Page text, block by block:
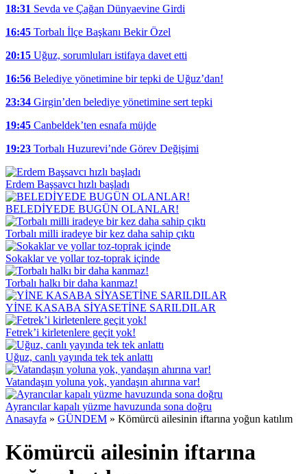
18:31 Sevda ve Çağan Dünyaevine Girdi
16:45 Torbalı İlçe Başkanı Bekir Özel
20:15 Uğuz, sorumluları istifaya davet etti
16:56 Belediye yönetimine bir tepki de Uğuz’dan!
23:34 Girgin’den belediye yönetimine sert tepki
19:45 Canbeldek’ten esnafa müjde
19:23 Torbalı Huzurevi’nde Görev Değişimi
Erdem Başsavcı hızlı başladı
BELEDİYEDE BUGÜN OLANLAR!
Torbalı milli iradeye bir kez daha sahip çıktı
Sokaklar ve yollar toz-toprak içinde
Torbalı halkı bir daha kanmaz!
YİNE KASABA SİYASETİNE SARILDILAR
Fetrek’i kirletenlere geçit yok!
Uğuz, canlı yayında tek tek anlattı
Vatandaşın yoluna yok, yandaşın ahırına var!
Ayrancılar kapalı yüzme havuzunda sona doğru
Anasayfa » GÜNDEM » Kömürcü ailesinin iftarına yoğun katılım
Kömürcü ailesinin iftarına